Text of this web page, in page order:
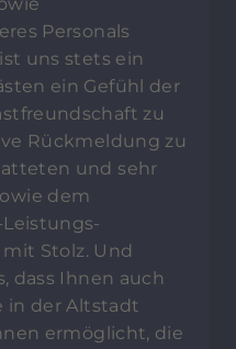
Personals
uns stets ein
ein Gefühl der
zu
Rückmeldung zu
und sehr
dem
Stolz. Und
dass Ihnen auch
in der Altstadt
ermöglicht, die